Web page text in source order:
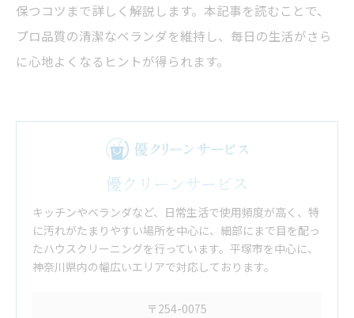
保つコツまで詳しく解説します。本記事を読むことで、
プロ品質の清潔なベランダを維持し、毎日の生活がさら
に心地よくなるヒントが得られます。
優クリーンサービス
キッチンやベランダなど、日常生活で使用頻度が高く、特
に汚れがたまりやすい場所を中心に、細部にまで目を配っ
たハウスクリーニングを行っています。平塚市を中心に、
神奈川県内の幅広いエリアで対応しております。
〒254-0075